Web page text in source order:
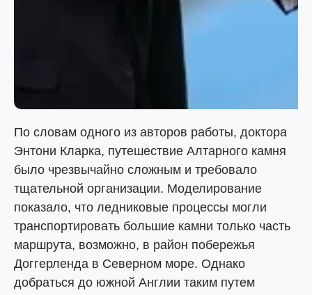
По словам одного из авторов работы, доктора
Энтони Кларка, путешествие Алтарного камня
было чрезвычайно сложным и требовало
тщательной организации. Моделирование
показало, что ледниковые процессы могли
транспортировать большие камни только часть
маршрута, возможно, в район побережья
Доггерленда в Северном море. Однако
добраться до южной Англии таким путем